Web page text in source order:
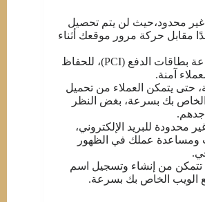
محدود،حيث لن يتم تحصيل
مقابل حركة مرور موقعك أثناء
الامتثال لصناعة بطاقات الدفع (PCI)، للحفاظ
آمنة.
حتى يتمكن العملاء من تحميل
بك بسرعة، بغض النظر
محدودة للبريد الإلكتروني،
ومساعدة عملك في الظهور
تتمكن من إنشاء وتسجيل اسم
الويب الخاص بك بسرعة.